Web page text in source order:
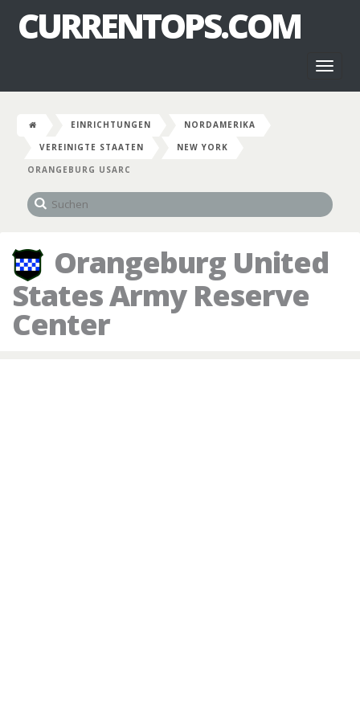
CURRENTOPS.COM
EINRICHTUNGEN
NORDAMERIKA
VEREINIGTE STAATEN
NEW YORK
ORANGEBURG USARC
Orangeburg United
States Army Reserve
Center